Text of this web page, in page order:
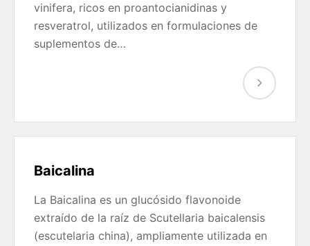
vinifera, ricos en proantocianidinas y
resveratrol, utilizados en formulaciones de
suplementos de…
Baicalina
La Baicalina es un glucósido flavonoide
extraído de la raíz de Scutellaria baicalensis
(escutelaria china), ampliamente utilizada en